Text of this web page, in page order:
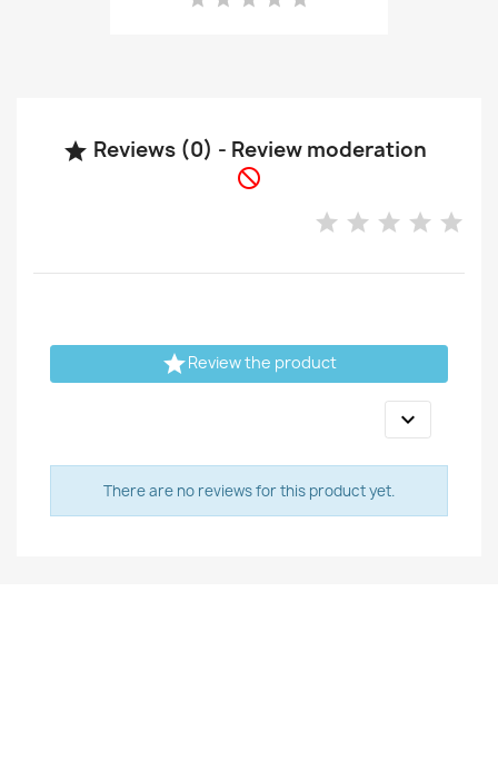
 Reviews (0) - Review moderation

Review the product

There are no reviews for this product yet.